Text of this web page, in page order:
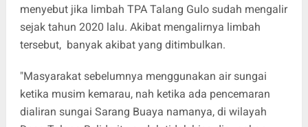
menyebut jika limbah TPA Talang Gulo sudah mengalir
sejak tahun 2020 lalu. Akibat mengalirnya limbah
tersebut, banyak akibat yang ditimbulkan.
"Masyarakat sebelumnya menggunakan air sungai
ketika musim kemarau, nah ketika ada pencemaran
dialiran sungai Sarang Buaya namanya, di wilayah